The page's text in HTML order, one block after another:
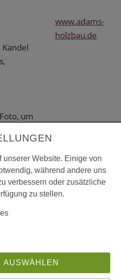
um
zu
www.adams-
holzbau.de
unserer Website. Einige von
während andere uns
verbessern oder zusätzliche
zu stellen.
AUSWÄHLEN